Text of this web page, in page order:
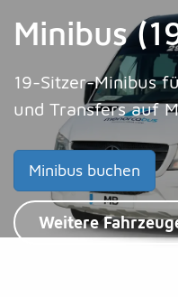
Minibus
19-Sitzer-Minibus
und Transfers auf
Minibus buchen
Weitere